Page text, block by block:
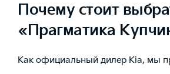
Почему стоит
«Прагматика
Как официальный дилер Kia, мы